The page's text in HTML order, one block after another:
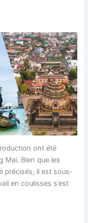
ont été
Mai. Bien que les
précisés, il est sous-
en coulisses s’est